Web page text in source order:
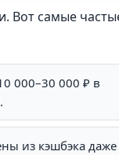
Вот самые
000–30 000 ₽ в
из кэшбэка даже